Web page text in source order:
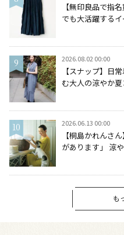
【無印良品で指
でも大活躍する
2026.08.02 00:00
【スナップ】日
む大人の涼やか
2026.06.13 00:00
【桐島かれんさ
があります」 涼
も